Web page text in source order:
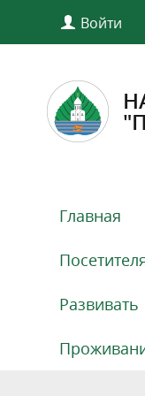
Войти
Главная
Развивать